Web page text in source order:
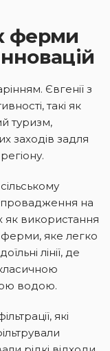
ферми
Євгенії з
такі як
туризм,
заходів задля
на
як використання
яке легко
лінії, де
водою.
які